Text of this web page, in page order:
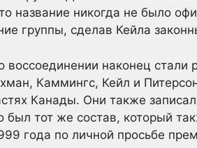
название никогда не было
группы, сделав Кейла
воссоединении наконец стали
Каммингс, Кейл и
Канады. Они также
был тот же состав, который
года по личной просьбе